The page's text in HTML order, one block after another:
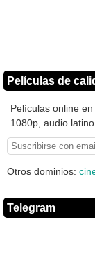
Películas de
Películas online
1080p, audio
Otros dominios:
Telegram